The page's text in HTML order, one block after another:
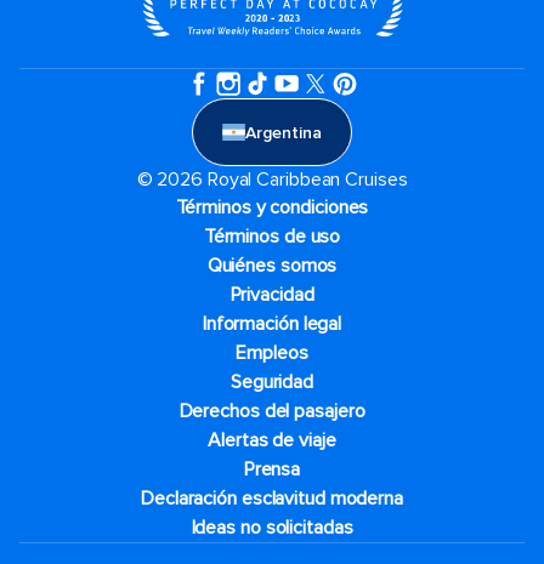
Argentina
© 2026 Royal Caribbean Cruises
Términos y condiciones
Términos de uso
Quiénes somos
Privacidad
Información legal
Empleos
Seguridad
Derechos del pasajero
Alertas de viaje
Prensa
Declaración esclavitud moderna
Ideas no solicitadas